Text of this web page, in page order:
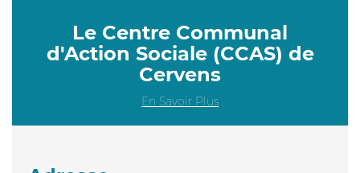
Le Centre Communal
d'Action Sociale (CCAS) de
Cervens
En Savoir Plus